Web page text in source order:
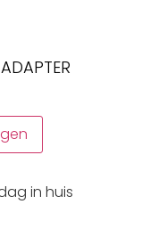
in huis